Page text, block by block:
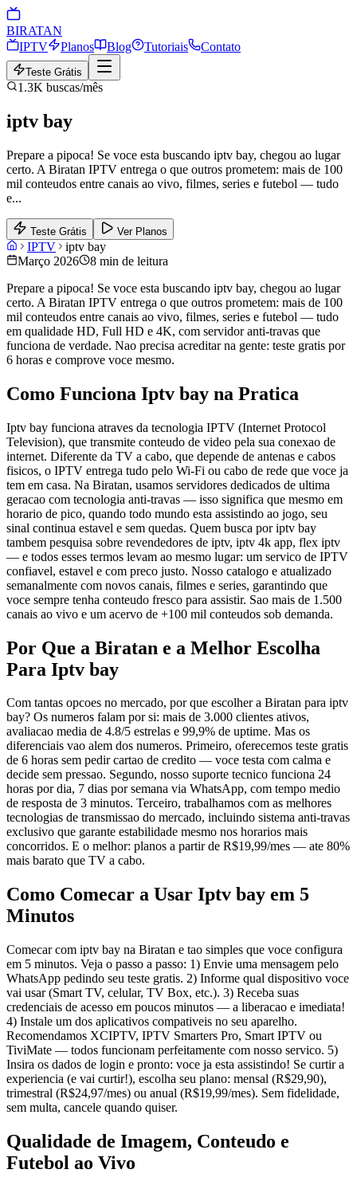
BIRATAN
IPTV
Planos Blog Tutoriais Contato
Teste Grátis
1.3K buscas/mês
iptv bay
Prepare a pipoca! Se voce esta buscando iptv bay, chegou ao lugar
certo. A Biratan IPTV entrega o que outros prometem: mais de 100
mil conteudos entre canais ao vivo, filmes, series e futebol — tudo
e...
Teste Grátis Ver Planos
IPTV
iptv bay
Março 2026
8 min de leitura
Prepare a pipoca! Se voce esta buscando iptv bay, chegou ao lugar
certo. A Biratan IPTV entrega o que outros prometem: mais de 100
mil conteudos entre canais ao vivo, filmes, series e futebol — tudo
em qualidade HD, Full HD e 4K, com servidor anti-travas que
funciona de verdade. Nao precisa acreditar na gente: teste gratis por
6 horas e comprove voce mesmo.
Como Funciona Iptv bay na Pratica
Iptv bay funciona atraves da tecnologia IPTV (Internet Protocol
Television), que transmite conteudo de video pela sua conexao de
internet. Diferente da TV a cabo, que depende de antenas e cabos
fisicos, o IPTV entrega tudo pelo Wi-Fi ou cabo de rede que voce ja
tem em casa. Na Biratan, usamos servidores dedicados de ultima
geracao com tecnologia anti-travas — isso significa que mesmo em
horario de pico, quando todo mundo esta assistindo ao jogo, seu
sinal continua estavel e sem quedas. Quem busca por iptv bay
tambem pesquisa sobre revendedores de iptv, iptv 4k app, flex iptv
— e todos esses termos levam ao mesmo lugar: um servico de IPTV
confiavel, estavel e com preco justo. Nosso catalogo e atualizado
semanalmente com novos canais, filmes e series, garantindo que
voce sempre tenha conteudo fresco para assistir. Sao mais de 1.500
canais ao vivo e um acervo de +100 mil conteudos sob demanda.
Por Que a Biratan e a Melhor Escolha
Para Iptv bay
Com tantas opcoes no mercado, por que escolher a Biratan para iptv
bay? Os numeros falam por si: mais de 3.000 clientes ativos,
avaliacao media de 4.8/5 estrelas e 99,9% de uptime. Mas os
diferenciais vao alem dos numeros. Primeiro, oferecemos teste gratis
de 6 horas sem pedir cartao de credito — voce testa com calma e
decide sem pressao. Segundo, nosso suporte tecnico funciona 24
horas por dia, 7 dias por semana via WhatsApp, com tempo medio
de resposta de 3 minutos. Terceiro, trabalhamos com as melhores
tecnologias de transmissao do mercado, incluindo sistema anti-travas
exclusivo que garante estabilidade mesmo nos horarios mais
concorridos. E o melhor: planos a partir de R$19,99/mes — ate 80%
mais barato que TV a cabo.
Como Comecar a Usar Iptv bay em 5
Minutos
Comecar com iptv bay na Biratan e tao simples que voce configura
em 5 minutos. Veja o passo a passo: 1) Envie uma mensagem pelo
WhatsApp pedindo seu teste gratis. 2) Informe qual dispositivo voce
vai usar (Smart TV, celular, TV Box, etc.). 3) Receba suas
credenciais de acesso em poucos minutos — a liberacao e imediata!
4) Instale um dos aplicativos compativeis no seu aparelho.
Recomendamos XCIPTV, IPTV Smarters Pro, Smart IPTV ou
TiviMate — todos funcionam perfeitamente com nosso servico. 5)
Insira os dados de login e pronto: voce ja esta assistindo! Se curtir a
experiencia (e vai curtir!), escolha seu plano: mensal (R$29,90),
trimestral (R$24,97/mes) ou anual (R$19,99/mes). Sem fidelidade,
sem multa, cancele quando quiser.
Qualidade de Imagem, Conteudo e
Futebol ao Vivo